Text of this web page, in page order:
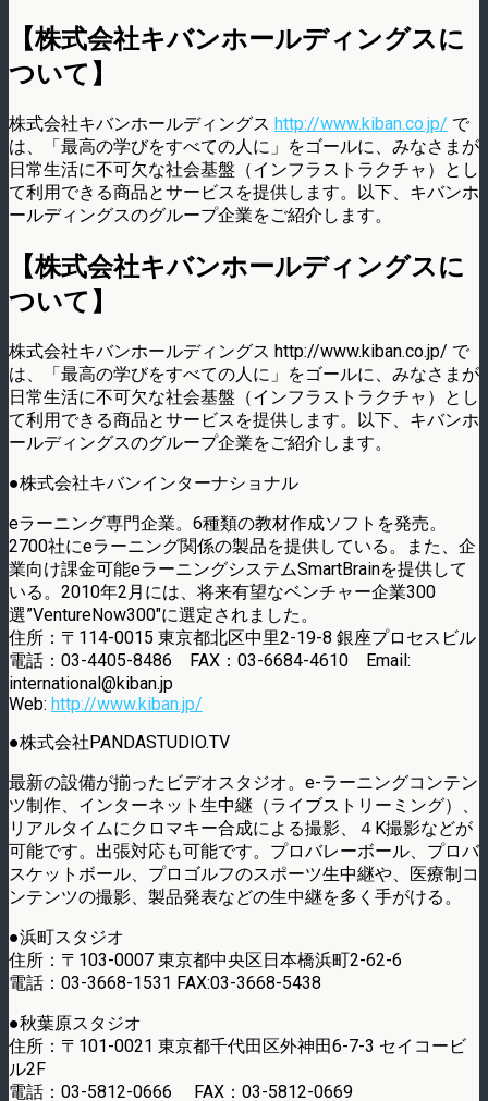
【株式会社キバンホールディングスに
ついて】
株式会社キバンホールディングス http://www.kiban.co.jp/ で
は、「最高の学びをすべての人に」をゴールに、みなさまが
日常生活に不可欠な社会基盤（インフラストラクチャ）とし
て利用できる商品とサービスを提供します。以下、キバンホ
ールディングスのグループ企業をご紹介します。
【株式会社キバンホールディングスに
ついて】
株式会社キバンホールディングス http://www.kiban.co.jp/ で
は、「最高の学びをすべての人に」をゴールに、みなさまが
日常生活に不可欠な社会基盤（インフラストラクチャ）とし
て利用できる商品とサービスを提供します。以下、キバンホ
ールディングスのグループ企業をご紹介します。
●株式会社キバンインターナショナル
eラーニング専門企業。6種類の教材作成ソフトを発売。
2700社にeラーニング関係の製品を提供している。また、企
業向け課金可能eラーニングシステムSmartBrainを提供して
いる。2010年2月には、将来有望なベンチャー企業300
選”VentureNow300″に選定されました。
住所：〒114-0015 東京都北区中里2-19-8 銀座プロセスビル
電話：03-4405-8486 FAX：03-6684-4610 Email:
international@kiban.jp
Web: http://www.kiban.jp/
●株式会社PANDASTUDIO.TV
最新の設備が揃ったビデオスタジオ。e-ラーニングコンテン
ツ制作、インターネット生中継（ライブストリーミング）、
リアルタイムにクロマキー合成による撮影、４K撮影などが
可能です。出張対応も可能です。プロバレーボール、プロバ
スケットボール、プロゴルフのスポーツ生中継や、医療制コ
ンテンツの撮影、製品発表などの生中継を多く手がける。
●浜町スタジオ
住所：〒103-0007 東京都中央区日本橋浜町2-62-6
電話：03-3668-1531 FAX:03-3668-5438
●秋葉原スタジオ
住所：〒101-0021 東京都千代田区外神田6-7-3 セイコービ
ル2F
電話：03-5812-0666 FAX：03-5812-0669